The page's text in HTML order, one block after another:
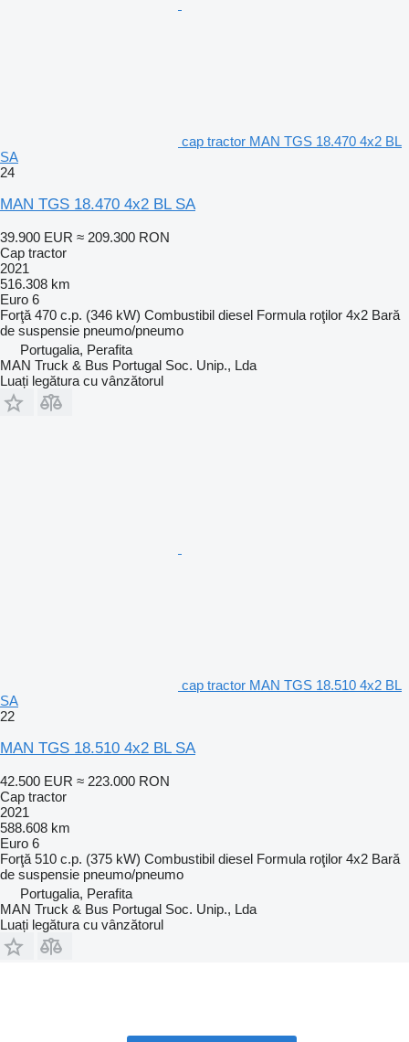
cap tractor MAN TGS 18.470 4x2 BL
SA
24
MAN TGS 18.470 4x2 BL SA
39.900 EUR ≈ 209.300 RON
Cap tractor
2021
516.308 km
Euro 6
Forţă 470 c.p. (346 kW) Combustibil diesel Formula roţilor 4x2 Bară
de suspensie pneumo/pneumo
Portugalia, Perafita
MAN Truck & Bus Portugal Soc. Unip., Lda
Luați legătura cu vânzătorul
cap tractor MAN TGS 18.510 4x2 BL
SA
22
MAN TGS 18.510 4x2 BL SA
42.500 EUR ≈ 223.000 RON
Cap tractor
2021
588.608 km
Euro 6
Forţă 510 c.p. (375 kW) Combustibil diesel Formula roţilor 4x2 Bară
de suspensie pneumo/pneumo
Portugalia, Perafita
MAN Truck & Bus Portugal Soc. Unip., Lda
Luați legătura cu vânzătorul